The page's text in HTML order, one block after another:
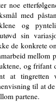
noe
med
og
sin
de konkrete
og
at
til at
partene.